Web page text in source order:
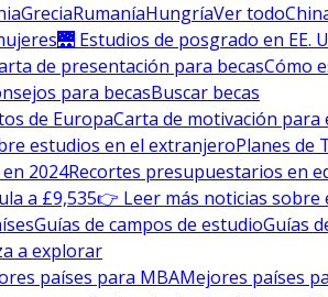
GreciaRumaníaHungríaVer todo
🌉 Estudios de posgrado en EE.
de presentación para becasCómo
para becasBuscar becas
de EuropaCarta de motivación
estudios en el extranjeroPlanes de
2024Recortes presupuestarios en
a £9,535👉 Leer más noticias
Guías de campos de estudioGuías
a explorar
países para MBAMejores países